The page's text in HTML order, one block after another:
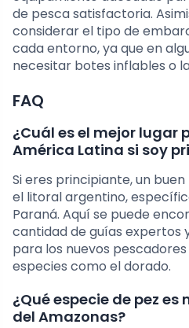
de pesca satisfactoria.
considerar el tipo de
cada entorno, ya que en
necesitar botes inflables o
FAQ
¿Cuál es el mejor lugar
América Latina si soy
Si eres principiante, un
el litoral argentino,
Paraná. Aquí se puede
cantidad de guías expertos
para los nuevos
especies como el dorado.
¿Qué especie de pez
del Amazonas?